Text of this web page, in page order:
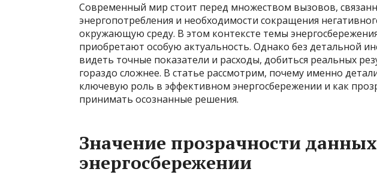
Современный мир стоит перед множеством вызовов,
энергопотребления и необходимости сокращения
окружающую среду. В этом контексте темы
приобретают особую актуальность. Однако без детальной
видеть точные показатели и расходы, добиться реальных
гораздо сложнее. В статье рассмотрим, почему именно
ключевую роль в эффективном энергосбережении и как
принимать осознанные решения.
Значение прозрачности
энергосбережении